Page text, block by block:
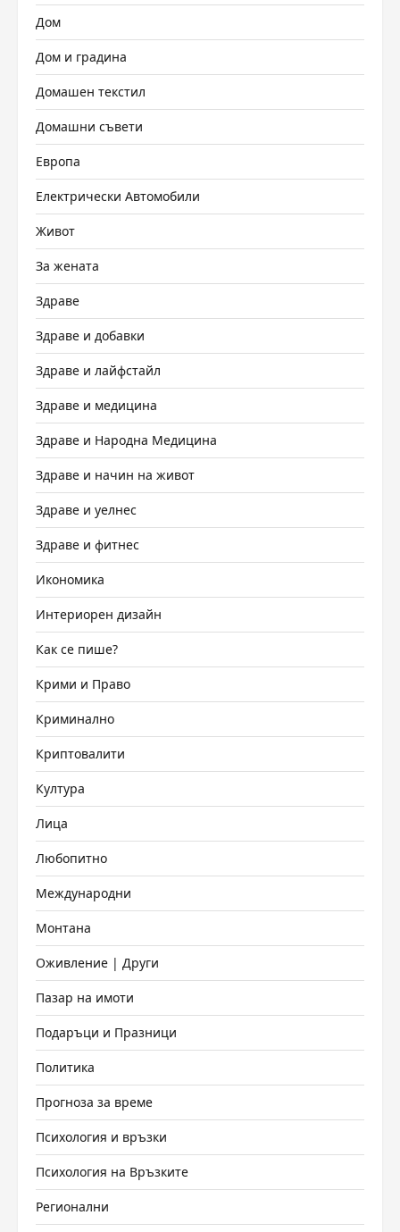
Дом
Дом и градина
Домашен текстил
Домашни съвети
Европа
Електрически Автомобили
Живот
За жената
Здраве
Здраве и добавки
Здраве и лайфстайл
Здраве и медицина
Здраве и Народна Медицина
Здраве и начин на живот
Здраве и уелнес
Здраве и фитнес
Икономика
Интериорен дизайн
Как се пише?
Крими и Право
Криминално
Криптовалити
Култура
Лица
Любопитно
Международни
Монтана
Оживление | Други
Пазар на имоти
Подаръци и Празници
Политика
Прогноза за време
Психология и връзки
Психология на Връзките
Регионални